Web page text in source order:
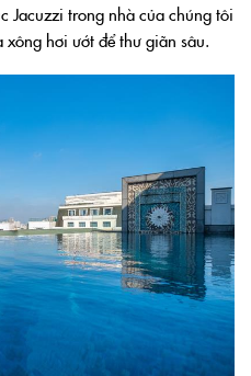
Jacuzzi trong nhà của chúng tôi
hơi ướt để thư giãn sâu.